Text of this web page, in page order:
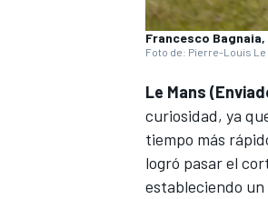
Francesco Bagnaia,
Foto de: Pierre-Louis Le
Le Mans
curiosidad, ya
tiempo más
logró pasar el
estableciendo un